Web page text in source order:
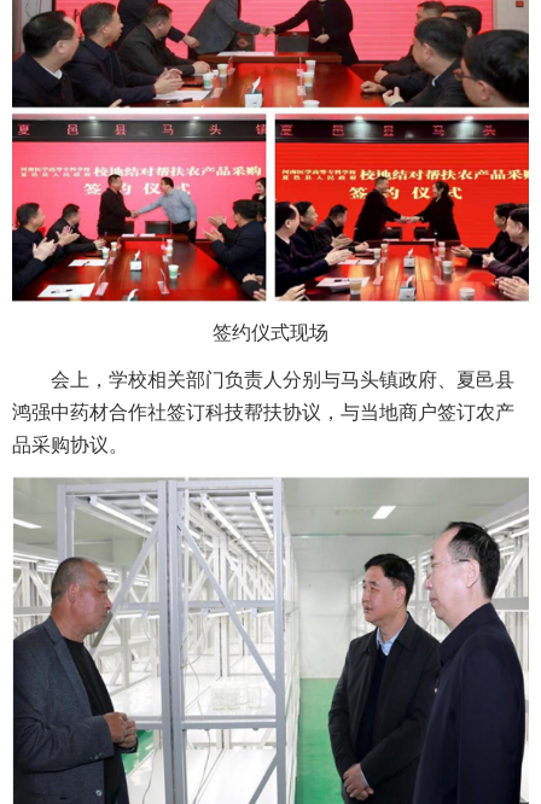
签约仪式现场
会上，学校相关部门负责人分别与马头镇政府、夏邑县
鸿强中药材合作社签订科技帮扶协议，与当地商户签订农产
品采购协议。